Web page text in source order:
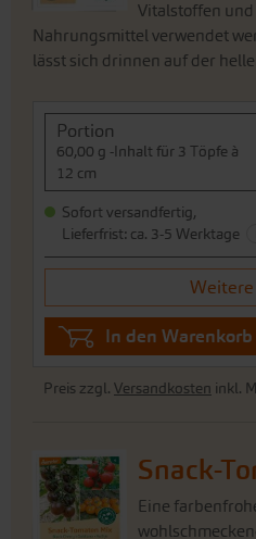
Vitalstoffen
Nahrungsmittel verwendet
lässt sich drinnen auf der
Portion
60,00 g -Inhalt für 3 Töpfe à
12 cm
Sofort versandfertig,
Lieferfrist: ca. 3-5 Werktage
In den Warenkorb
Preis zzgl. Versandkosten inkl.
Snack-
Eine